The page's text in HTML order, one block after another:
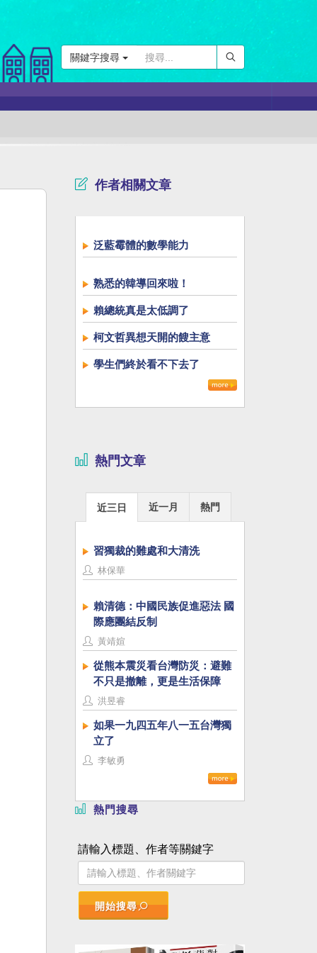
關鍵字搜尋
作者相關文章
泛藍霉體的數學能力
熟悉的韓導回來啦！
賴總統真是太低調了
柯文哲異想天開的餿主意
學生們終於看不下去了
熱門文章
近三日 近一月 熱門
習獨裁的難處和大清洗
林保華
賴清德：中國民族促進惡法 國
際應團結反制
黃靖媗
從熊本震災看台灣防災：避難
不只是撤離，更是生活保障
洪昱睿
如果一九四五年八一五台灣獨
立了
李敏勇
熱門搜尋
請輸入標題、作者等關鍵字
開始搜尋